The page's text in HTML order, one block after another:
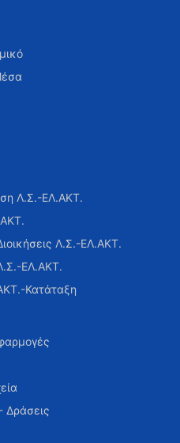
Λ.Σ.-ΕΛ.ΑΚΤ.
Λ.Σ.-ΕΛ.ΑΚΤ.
ΕΛ.ΑΚΤ.
Κατάταξη
Δράσεις